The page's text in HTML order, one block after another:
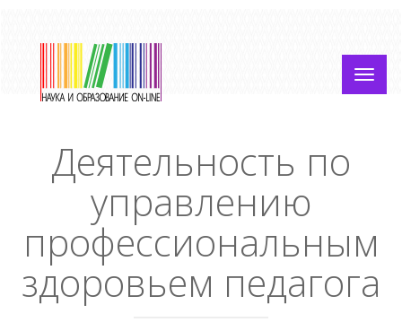
Деятельность по
управлению
профессиональным
здоровьем педагога